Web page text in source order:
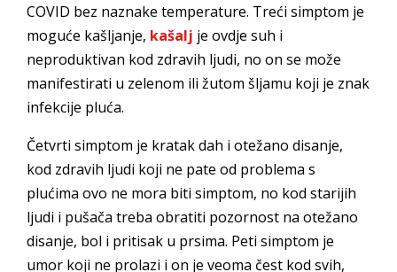
COVID bez naznake temperature. Treći simptom je
moguće kašljanje, kašalj je ovdje suh i
neproduktivan kod zdravih ljudi, no on se može
manifestirati u zelenom ili žutom šljamu koji je znak
infekcije pluća.
Četvrti simptom je kratak dah i otežano disanje,
kod zdravih ljudi koji ne pate od problema s
plućima ovo ne mora biti simptom, no kod starijih
ljudi i pušača treba obratiti pozornost na otežano
disanje, bol i pritisak u prsima. Peti simptom je
umor koji ne prolazi i on je veoma čest kod svih,